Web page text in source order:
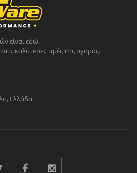
είναι εδώ.
καλύτερες τιμές της αγοράς.
Ελλάδα